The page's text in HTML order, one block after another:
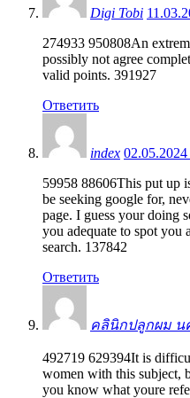
Digi Tobi
274933 950808An
possibly not agree
valid points. 391927
Ответить
index
59958 88606This put up
be seeking google for,
page. I guess your doing
you adequate to spot you
search. 137842
Ответить
คลินิกปลูกผม น
492719 629394It is
women with this subject,
you know what youre